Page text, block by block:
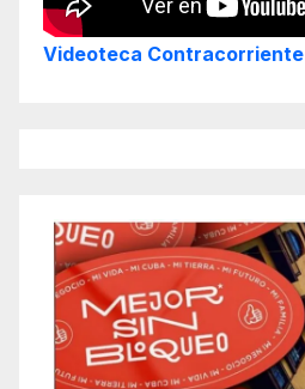
Videoteca Contracorriente